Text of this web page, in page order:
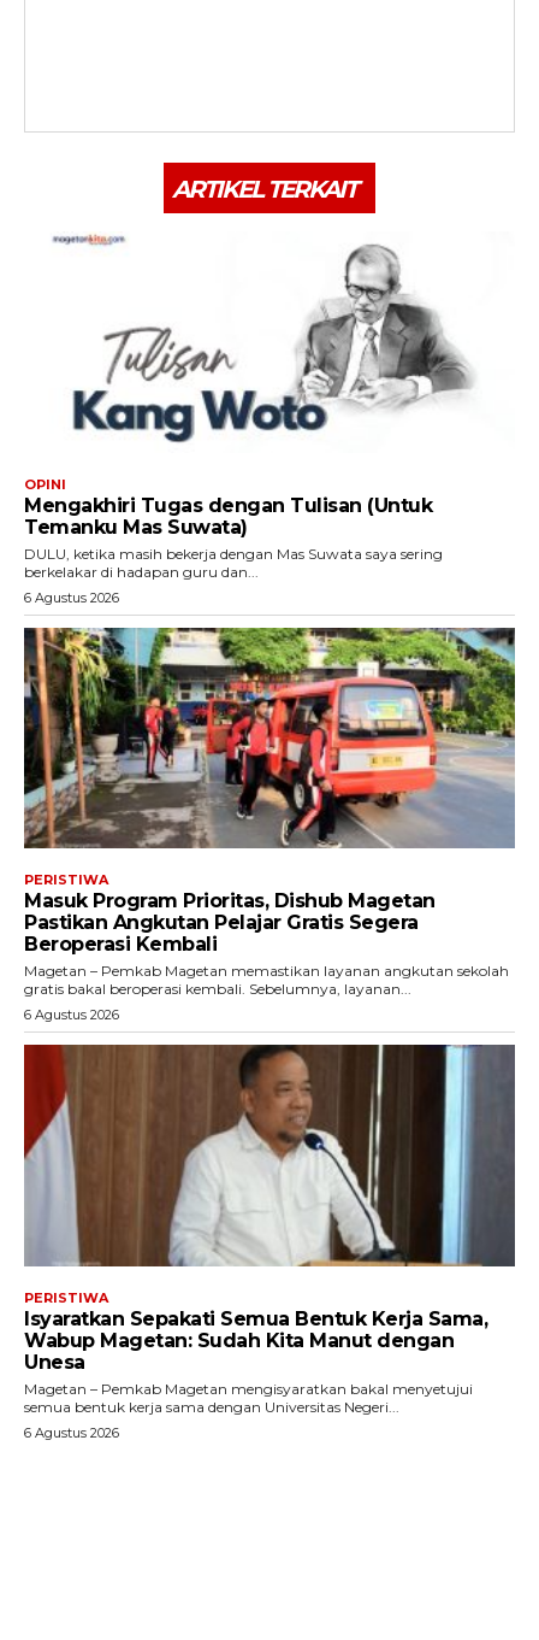
ARTIKEL TERKAIT
OPINI
Mengakhiri Tugas dengan Tulisan (Untuk
Temanku Mas Suwata)
DULU, ketika masih bekerja dengan Mas Suwata saya sering
berkelakar di hadapan guru dan...
6 Agustus 2026
PERISTIWA
Masuk Program Prioritas, Dishub Magetan
Pastikan Angkutan Pelajar Gratis Segera
Beroperasi Kembali
Magetan – Pemkab Magetan memastikan layanan angkutan sekolah
gratis bakal beroperasi kembali. Sebelumnya, layanan...
6 Agustus 2026
PERISTIWA
Isyaratkan Sepakati Semua Bentuk Kerja Sama,
Wabup Magetan: Sudah Kita Manut dengan
Unesa
Magetan – Pemkab Magetan mengisyaratkan bakal menyetujui
semua bentuk kerja sama dengan Universitas Negeri...
6 Agustus 2026